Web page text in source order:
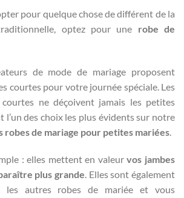
pour quelque chose de différent de la
optez pour une robe de
de mode de mariage proposent
courtes pour votre journée spéciale. Les
ne déçoivent jamais les petites
l’un des choix les plus évidents sur notre
robes de mariage pour petites mariées
: elles mettent en valeurvos jambes
plus grande. Elles sont également
les autres robes de mariée et vous